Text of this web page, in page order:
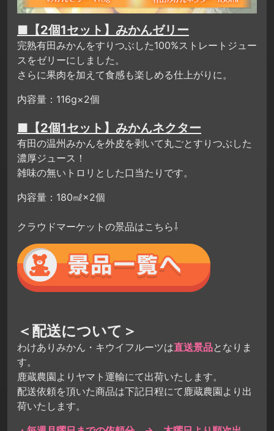
■【2個1セット】みかんゼリー
完熟有田みかんをすりつぶした100%ストレートジュー
スをゼリーにしました。
さらに果肉を加えて食感も楽しめる仕上がりに。
内容量：116g×2個
■【2個1セット】みかんネクター
有田の温州みかんを外皮を剥いて丸ごとすりつぶした
濃厚ジュース！
雑味の無いトロリとした口当たりです。
内容量：180㎖×2個
クラウドマーケットの景品はこちら⇩
＜配送について＞
わけありみかん・キウイフルーツは直送景品となりま
す。
鹿蔵農園よりヤマト運輸にて出荷いたします。
配送依頼を頂いた商品は下記日程にて鹿蔵農園より出
荷いたします。